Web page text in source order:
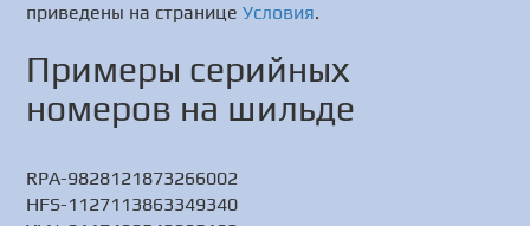
приведены на страницеУсловия.
Примеры серийных
номеров на шильде
RPA-9828121873266002
HFS-1127113863349340